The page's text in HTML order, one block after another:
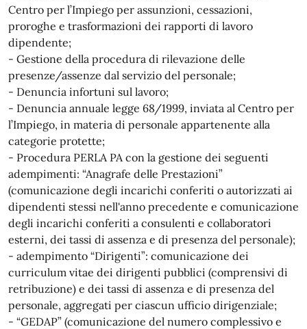
Centro per l’Impiego per assunzioni, cessazioni,
proroghe e trasformazioni dei rapporti di lavoro
dipendente;
- Gestione della procedura di rilevazione delle
presenze/assenze dal servizio del personale;
- Denuncia infortuni sul lavoro;
- Denuncia annuale legge 68/1999, inviata al Centro per
l’Impiego, in materia di personale appartenente alla
categorie protette;
- Procedura PERLA PA con la gestione dei seguenti
adempimenti: “Anagrafe delle Prestazioni”
(comunicazione degli incarichi conferiti o autorizzati ai
dipendenti stessi nell'anno precedente e comunicazione
degli incarichi conferiti a consulenti e collaboratori
esterni, dei tassi di assenza e di presenza del personale);
- adempimento “Dirigenti”: comunicazione dei
curriculum vitae dei dirigenti pubblici (comprensivi di
retribuzione) e dei tassi di assenza e di presenza del
personale, aggregati per ciascun ufficio dirigenziale;
- “GEDAP” (comunicazione del numero complessivo e